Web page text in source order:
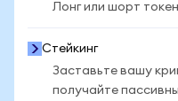
Лонг или шорт
Стейкинг
Заставьте вашу
получайте